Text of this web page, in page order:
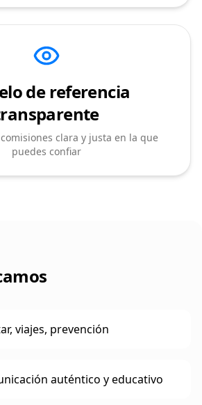
de referencia
clara y justa en la que
puedes confiar
viajes, prevención
auténtico y educativo